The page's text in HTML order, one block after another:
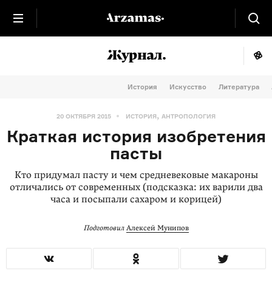
История Искусство Литература
20 ОКТЯБРЯ 2015 ИСТОРИЯ, АНТРОПОЛОГИЯ
Краткая история изобретения
пасты
Кто придумал пасту и чем средневековые макароны
отличались от современных (подсказка: их варили два
часа и посыпали сахаром и корицей)
Подготовил Алексей Мунипов